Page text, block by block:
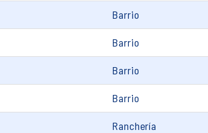
Barrio
Barrio
Barrio
Barrio
Ranchería